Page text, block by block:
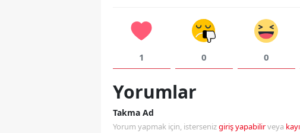
1 0 0
Yorumlar
Takma Ad
Yorum yapmak için, istersenizgiriş yapabilirveya